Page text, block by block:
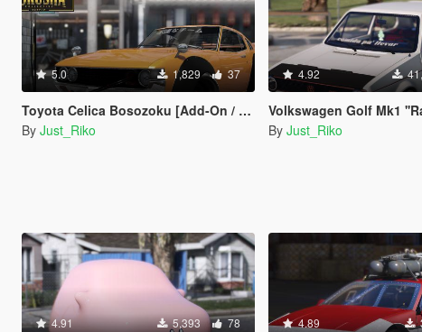
5.0 1,829 37
Toyota Celica Bosozoku [Add-On / Replace | Z3D]
By Just_Riko
4.92
Volkswagen Golf Mk1 ''Rabbit''
By Just_Riko
4.91 5,393 78 4.89